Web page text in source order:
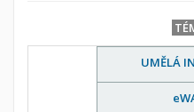
UMĚLÁ